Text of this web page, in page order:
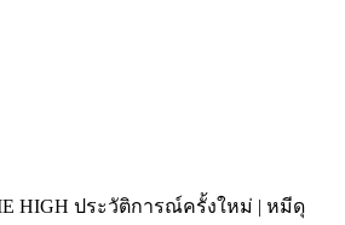
HIGH ประวัติการณ์ครั้งใหม่ | หมีดุ